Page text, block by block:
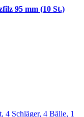
95 mm (10 St.)